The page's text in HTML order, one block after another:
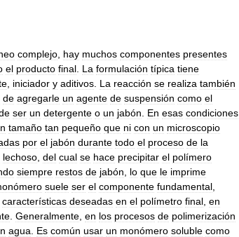
complejo hay muchos componentes presentes
el producto final La formulación típica tiene
iniciador y aditivos La reacción se realiza también
de agregarle un agente de suspensión como el
ser un detergente o un jabón En esas condiciones
tamaño tan pequeño que ni con un microscopio
por el jabón durante todo el proceso de la
lechoso del cual se hace precipitar el polímero
siempre restos de jabón lo que le imprime
suele ser el componente fundamental
características deseadas en el polímetro final en
Generalmente en los procesos de polimerización
agua Es común usar un monómero soluble como